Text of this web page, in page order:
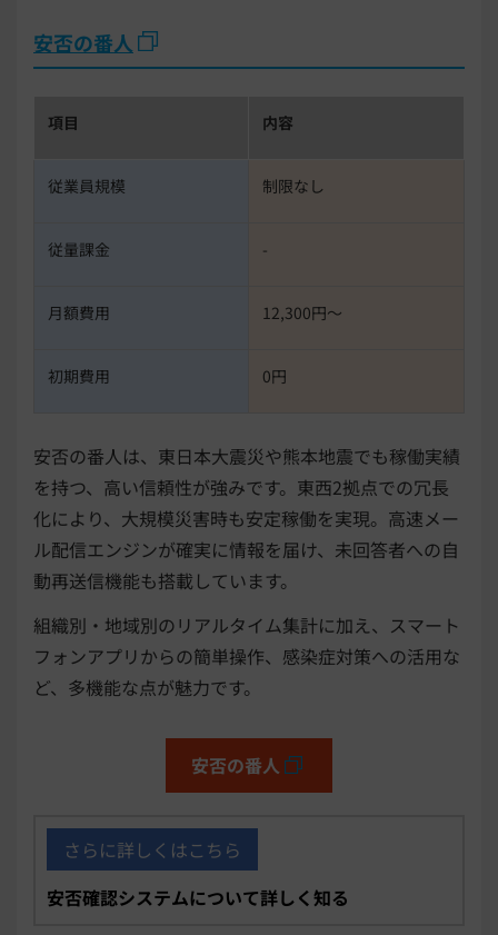
安否の番人
項目 内容
従業員規模 制限なし
従量課金 -
月額費用 12,300円〜
初期費用 0円
安否の番人は、東日本大震災や熊本地震でも稼働実績
を持つ、高い信頼性が強みです。東西2拠点での冗長
化により、大規模災害時も安定稼働を実現。高速メー
ル配信エンジンが確実に情報を届け、未回答者への自
動再送信機能も搭載しています。
組織別・地域別のリアルタイム集計に加え、スマート
フォンアプリからの簡単操作、感染症対策への活用な
ど、多機能な点が魅力です。
安否の番人
さらに詳しくはこちら
安否確認システムについて詳しく知る